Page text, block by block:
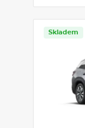
Skladem